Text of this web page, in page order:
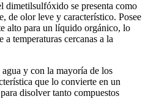
dimetilsulfóxido se presenta como
de olor leve y característico. Posee
alto para un líquido orgánico, lo
temperaturas cercanas a la
y con la mayoría de los
que lo convierte en un
disolver tanto compuestos